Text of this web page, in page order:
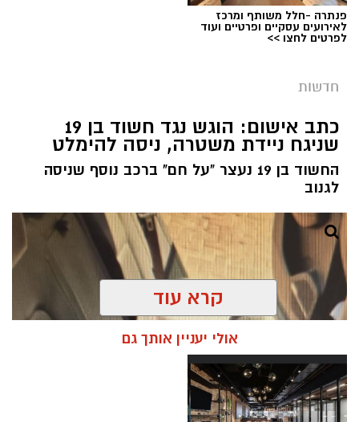
צילום: דוברות המשטרה
תגים:רצח עובד זר בשכונת קטמון
בתאריך 23 ביולי הוזעקו כוחות משטרה לדירה
שאותר ללא רוח חיים כשעל גופו סימני אלימות.
שוטרי מחוז ירושלים שהגיעו למקום סגרו את הזירה
והחלו בבדיקת נסיבות האירוע, בסיוע חוקרי הזיהוי
הפלילי (מז”פ).
באירוע פלילי. בעקבות הממצאים הגיע מפקד מחוז
ירושלים, ניצב אבשלום פלד, לזירה וקיים הערכת
מצב עם פיקוד המחוז. בסיומה הנחה על ביצוע
פעולות חקירה מהירות והטיל את חקירת המקרה
פנתרה -חלל משותף ומרכז
לאירועים עסקיים ופרטיים ועוד
לפרטים לחצו >>
חדשות
כתב אישום: הוגש נגד חשוד בן 19
שניגח ניידת משטרה, ניסה להימלט
החשוד בן 19 נעצר "על חם" ברכב נוסף שניסה
לגנוב
קרא עוד
אולי יעניין אותך גם